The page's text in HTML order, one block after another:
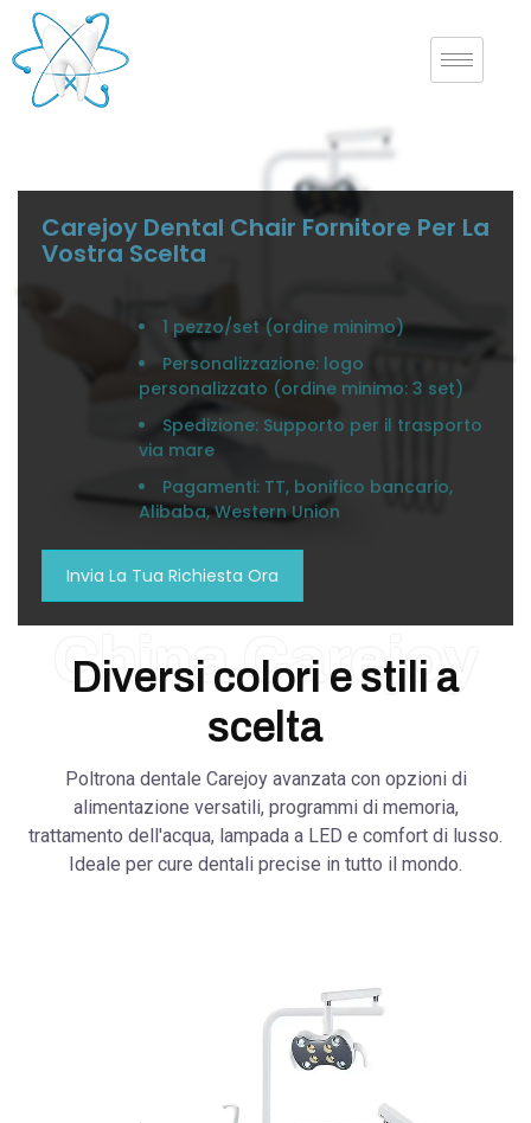
Carejoy Dental Chair Fornitore Per La
Vostra Scelta
1 pezzo/set (ordine minimo)
Personalizzazione: logo
personalizzato (ordine minimo: 3 set)
Spedizione: Supporto per il trasporto
via mare
Pagamenti: TT, bonifico bancario,
Alibaba, Western Union
Invia La Tua Richiesta Ora
China Carejoy
Diversi colori e stili a
scelta
Poltrona dentale Carejoy avanzata con opzioni di
alimentazione versatili, programmi di memoria,
trattamento dell'acqua, lampada a LED e comfort di lusso.
Ideale per cure dentali precise in tutto il mondo.